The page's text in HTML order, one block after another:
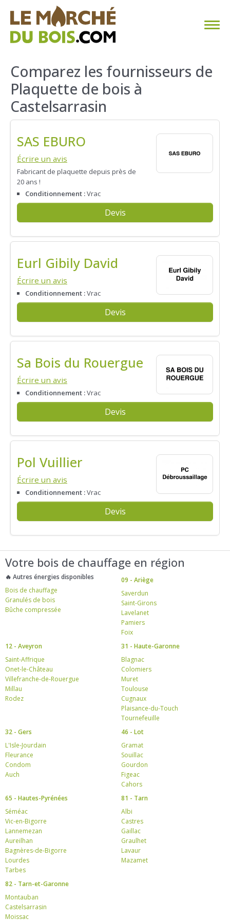
CHAUFFAGE AU BOIS
FAQ
CALCULER SA CONSOMMATION
TROUVER SON FOURNISSEUR
BLOG
ESPACE PRO
Comparez les fournisseurs de
Plaquette de bois à
Castelsarrasin
SAS EBURO
Écrire un avis
Fabricant de plaquette depuis près de
20 ans !
Conditionnement :Vrac
Devis
Eurl Gibily David
Écrire un avis
Conditionnement :Vrac
Devis
Sa Bois du Rouergue
Écrire un avis
Conditionnement :Vrac
Devis
Pol Vuillier
Écrire un avis
Conditionnement :Vrac
Devis
Votre bois de chauffage en région
🔥 Autres énergies disponibles
Bois de chauffage
Granulés de bois
Bûche compressée
09 - Ariège
Saverdun
Saint-Girons
Lavelanet
Pamiers
Foix
12 - Aveyron
Saint-Affrique
Onet-le-Château
Villefranche-de-Rouergue
Millau
Rodez
31 - Haute-Garonne
Blagnac
Colomiers
Muret
Toulouse
Cugnaux
Plaisance-du-Touch
Tournefeuille
32 - Gers
L'Isle-Jourdain
Fleurance
Condom
Auch
46 - Lot
Gramat
Souillac
Gourdon
Figeac
Cahors
65 - Hautes-Pyrénées
Séméac
Vic-en-Bigorre
Lannemezan
Aureilhan
Bagnères-de-Bigorre
Lourdes
Tarbes
81 - Tarn
Albi
Castres
Gaillac
Graulhet
Lavaur
Mazamet
82 - Tarn-et-Garonne
Montauban
Castelsarrasin
Moissac